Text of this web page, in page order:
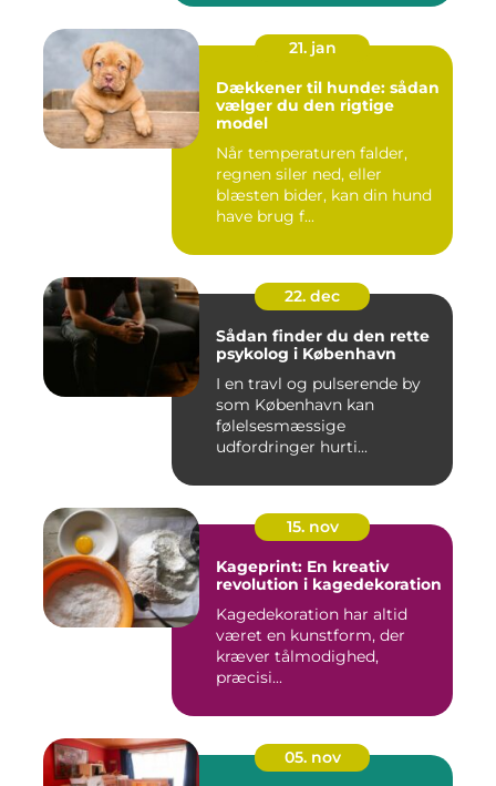
21. jan
Dækkener til hunde: sådan
vælger du den rigtige
model
Når temperaturen falder,
regnen siler ned, eller
blæsten bider, kan din hund
have brug f...
22. dec
Sådan finder du den rette
psykolog i København
I en travl og pulserende by
som København kan
følelsesmæssige
udfordringer hurti...
15. nov
Kageprint: En kreativ
revolution i kagedekoration
Kagedekoration har altid
været en kunstform, der
kræver tålmodighed,
præcisi...
05. nov